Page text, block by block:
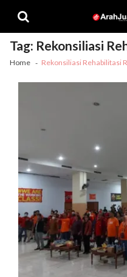
navigation
content
Tag: Rekonsiliasi
Home Rekonsiliasi Rehabilitasi